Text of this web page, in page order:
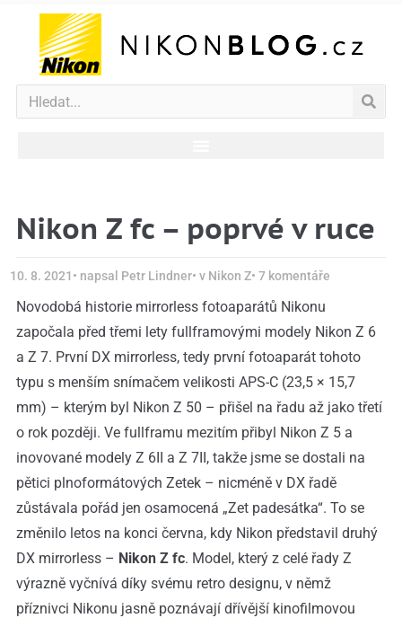
Nikon Z fc – poprvé v ruce
10. 8. 2021 • napsal Petr Lindner• v Nikon Z• 7 komentáře
Novodobá historie mirrorless fotoaparátů Nikonu
započala před třemi lety fullframovými modely Nikon Z 6
a Z 7. První DX mirrorless, tedy první fotoaparát tohoto
typu s menším snímačem velikosti APS-C (23,5 × 15,7
mm) – kterým byl Nikon Z 50 – přišel na řadu až jako třetí
o rok později. Ve fullframu mezitím přibyl Nikon Z 5 a
inovované modely Z 6II a Z 7II, takže jsme se dostali na
pětici plnoformátových Zetek – nicméně v DX řadě
zůstávala pořád jen osamocená „Zet padesátka“. To se
změnilo letos na konci června, kdy Nikon představil druhý
DX mirrorless – Nikon Z fc. Model, který z celé řady Z
výrazně vyčnívá díky svému retro designu, v němž
příznivci Nikonu jasně poznávají dřívější kinofilmovou